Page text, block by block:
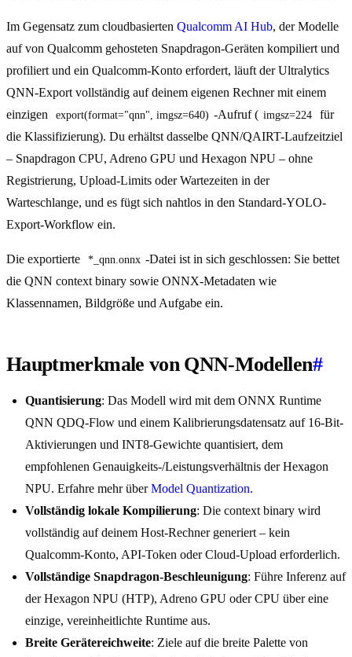
Im Gegensatz zum cloudbasierten Qualcomm AI Hub, der Modelle
auf von Qualcomm gehosteten Snapdragon-Geräten kompiliert und
profiliert und ein Qualcomm-Konto erfordert, läuft der Ultralytics
QNN-Export vollständig auf deinem eigenen Rechner mit einem
einzigen
export(format="qnn", imgsz=640) -Aufruf ( imgsz=224
für
die Klassifizierung). Du erhältst dasselbe QNN/QAIRT-Laufzeitziel
– Snapdragon CPU, Adreno GPU und Hexagon NPU – ohne
Registrierung, Upload-Limits oder Wartezeiten in der
Warteschlange, und es fügt sich nahtlos in den Standard-YOLO-
Export-Workflow ein.
Die exportierte *_qnn.onnx -Datei ist in sich geschlossen: Sie bettet
die QNN context binary sowie ONNX-Metadaten wie
Klassennamen, Bildgröße und Aufgabe ein.
Hauptmerkmale von QNN-Modellen#
Quantisierung: Das Modell wird mit dem ONNX Runtime
QNN QDQ-Flow und einem Kalibrierungsdatensatz auf 16-Bit-
Aktivierungen und INT8-Gewichte quantisiert, dem
empfohlenen Genauigkeits-/Leistungsverhältnis der Hexagon
NPU. Erfahre mehr überModel Quantization.
Vollständig lokale Kompilierung: Die context binary wird
vollständig auf deinem Host-Rechner generiert – kein
Qualcomm-Konto, API-Token oder Cloud-Upload erforderlich.
Vollständige Snapdragon-Beschleunigung: Führe Inferenz auf
der Hexagon NPU (HTP), Adreno GPU oder CPU über eine
einzige, vereinheitlichte Runtime aus.
Breite Gerätereichweite: Ziele auf die breite Palette von